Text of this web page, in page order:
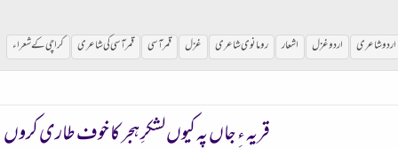
اردو شاعری اردو غزل اشعار رومانوی شاعری غزل قمرآسی قمرآسی کی شاعری کراچی کے شعراء
قریہ ءِ جاں پہ کیوں لشکرِ ہجر کا خوف طاری کروں